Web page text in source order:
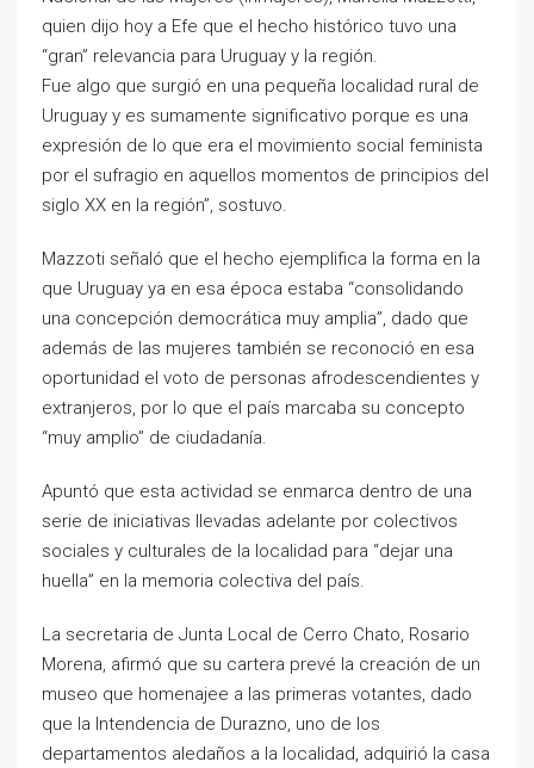
quien dijo hoy a Efe que el hecho histórico tuvo una
“gran” relevancia para Uruguay y la región.
Fue algo que surgió en una pequeña localidad rural de
Uruguay y es sumamente significativo porque es una
expresión de lo que era el movimiento social feminista
por el sufragio en aquellos momentos de principios del
siglo XX en la región”, sostuvo.
Mazzoti señaló que el hecho ejemplifica la forma en la
que Uruguay ya en esa época estaba “consolidando
una concepción democrática muy amplia”, dado que
además de las mujeres también se reconoció en esa
oportunidad el voto de personas afrodescendientes y
extranjeros, por lo que el país marcaba su concepto
“muy amplio” de ciudadanía.
Apuntó que esta actividad se enmarca dentro de una
serie de iniciativas llevadas adelante por colectivos
sociales y culturales de la localidad para “dejar una
huella” en la memoria colectiva del país.
La secretaria de Junta Local de Cerro Chato, Rosario
Morena, afirmó que su cartera prevé la creación de un
museo que homenajee a las primeras votantes, dado
que la Intendencia de Durazno, uno de los
departamentos aledaños a la localidad, adquirió la casa